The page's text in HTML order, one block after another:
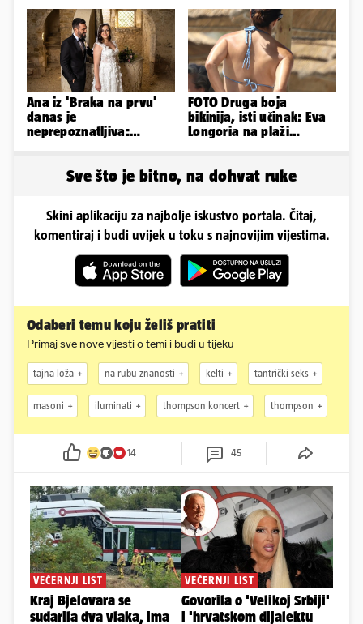
Bookinga
Ana iz 'Braka na prvu'
danas je
neprepoznatljiva:
FOTO Druga boja
bikinija, isti učinak: Eva
Longoria na plaži
Sve što je bitno, na dohvat ruke
Skini aplikaciju za najbolje iskustvo portala. Čitaj,
komentiraj i budi uvijek u toku s najnovijim vijestima.
Odaberi temu koju želiš pratiti
Primaj sve nove vijesti o temi i budi u tijeku
tajna loža na rubu znanosti kelti tantrički seks
masoni iluminati thompson koncert thompson
14 45